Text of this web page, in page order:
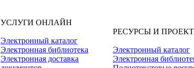
УСЛУГИ ОНЛАЙН
Электронный каталог
Электронная библиотека
Электронная доставка
РЕСУРСЫ И
Электронный каталог
Электронная